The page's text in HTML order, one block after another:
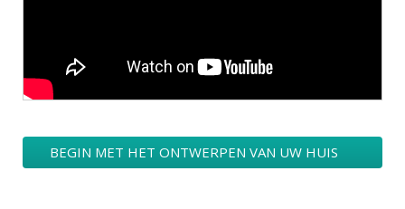
BEGIN MET HET ONTWERPEN VAN UW HUIS